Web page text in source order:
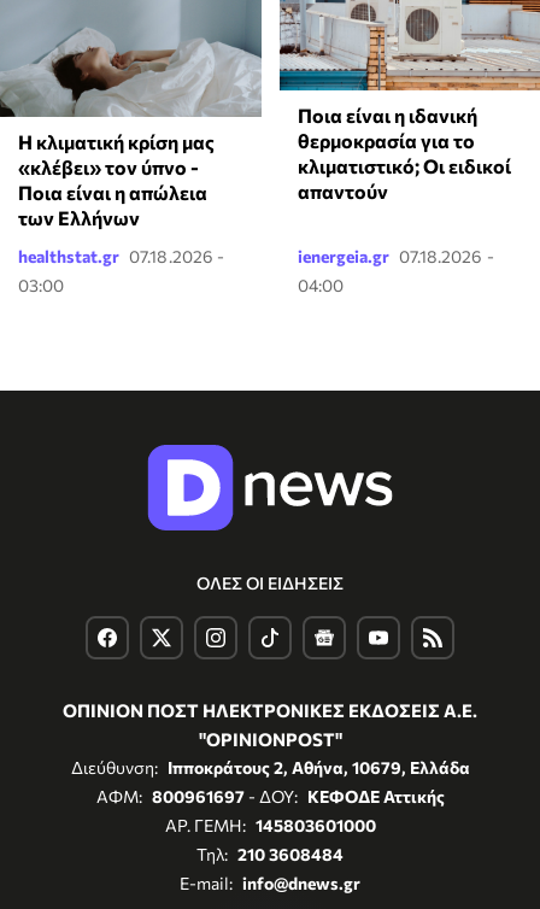
Η κλιματική κρίση μας
«κλέβει» τον ύπνο -
Ποια είναι η απώλεια
των Ελλήνων
healthstat.gr 07.18.2026 -
03:00
Ποια είναι η ιδανική
θερμοκρασία για το
κλιματιστικό; Οι ειδικοί
απαντούν
ienergeia.gr 07.18.2026 -
04:00
ΟΛΕΣ ΟΙ ΕΙΔΗΣΕΙΣ
ΟΠΙΝΙΟΝ ΠΟΣΤ ΗΛΕΚΤΡΟΝΙΚΕΣ ΕΚΔΟΣΕΙΣ Α.Ε.
"OPINIONPOST"
Διεύθυνση: Ιπποκράτους 2, Αθήνα, 10679, Ελλάδα
ΑΦΜ: 800961697- ΔΟΥ: ΚΕΦΟΔΕ Αττικής
ΑΡ. ΓΕΜΗ: 145803601000
Τηλ: 210 3608484
E-mail: info@dnews.gr